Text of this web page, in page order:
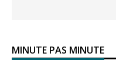
MINUTE PAS MINUTE